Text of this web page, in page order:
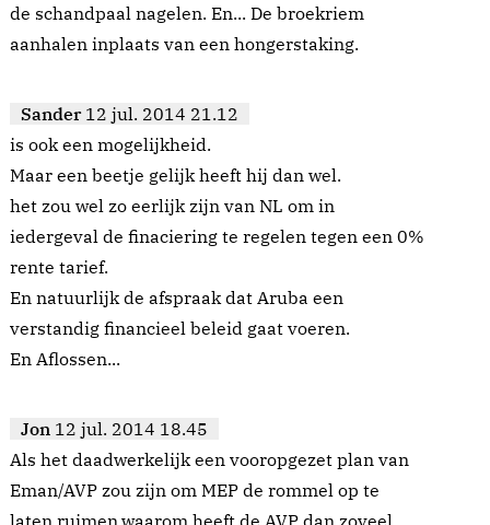
de schandpaal nagelen. En... De broekriem
aanhalen inplaats van een hongerstaking.
Sander 12 jul. 2014 21.12
is ook een mogelijkheid.
Maar een beetje gelijk heeft hij dan wel.
het zou wel zo eerlijk zijn van NL om in
iedergeval de finaciering te regelen tegen een 0%
rente tarief.
En natuurlijk de afspraak dat Aruba een
verstandig financieel beleid gaat voeren.
En Aflossen...
Jon 12 jul. 2014 18.45
Als het daadwerkelijk een vooropgezet plan van
Eman/AVP zou zijn om MEP de rommel op te
laten ruimen,waarom heeft de AVP dan zoveel